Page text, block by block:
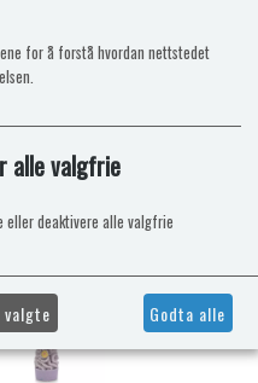
for å forstå hvordan nettstedet
alle valgfrie
eller deaktivere alle valgfrie
valgte Godta alle